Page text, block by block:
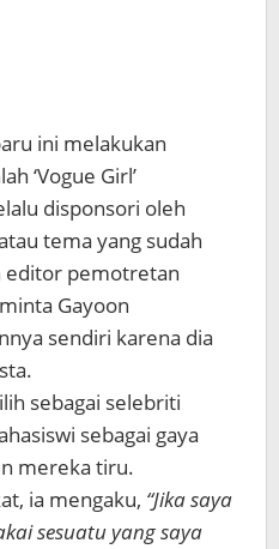
ini melakukan
‘Vogue Girl’
disponsori oleh
tema yang sudah
editor pemotretan
Gayoon
sendiri karena dia
sebagai selebriti
sebagai gaya
mereka tiru.
ia mengaku, “Jika saya
sesuatu yang saya